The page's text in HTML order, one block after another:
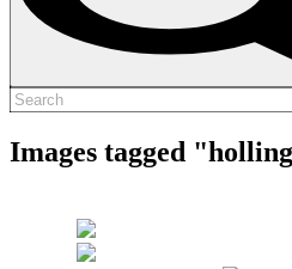
Search
for:
Images tagged